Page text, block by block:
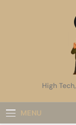
High
MENU